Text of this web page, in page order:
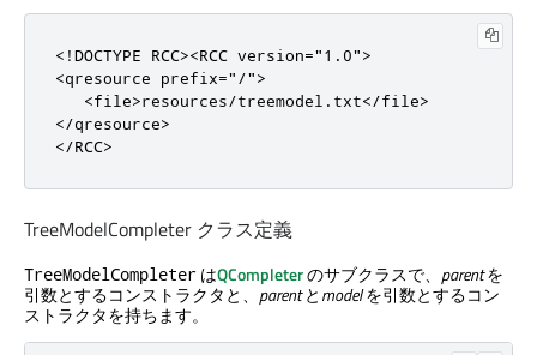
<!DOCTYPE RCC><RCC version="1.0">
<qresource
prefix="/">
<file>resources/treemodel.txt</file>
</qresource>
</RCC>
TreeModelCompleter クラス定義
TreeModelCompleter はQCompleterのサブクラスで、 parentを
引数とするコンストラクタと、 parentとmodelを引数とするコン
ストラクタを持ちます。